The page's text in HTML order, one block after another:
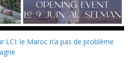
LCI: le Maroc n’a pas de problème